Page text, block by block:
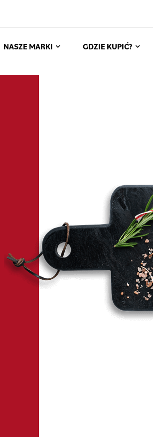
NASZE MARKI GDZIE KUPIĆ?